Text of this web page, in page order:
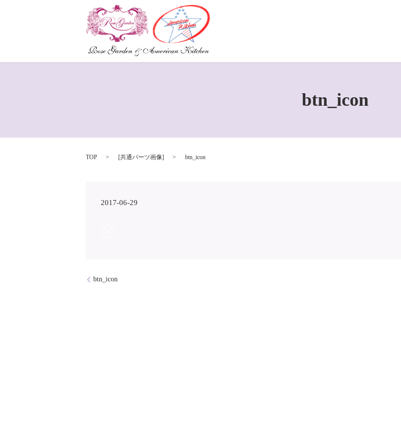
btn_icon
TOP [共通パーツ画像] btn_icon
2017-06-29
btn_icon